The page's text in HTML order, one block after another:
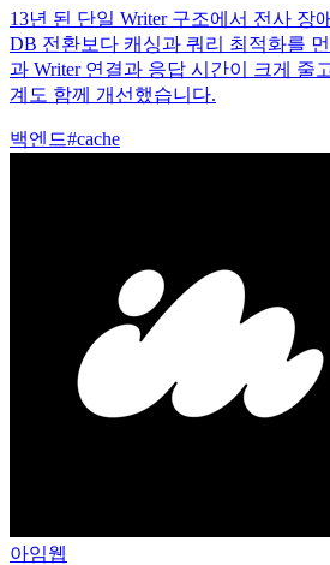
13년 된 단일 Writer 구조에서 전사 장
DB 전환보다 캐싱과 쿼리 최적화를
과 Writer 연결과 응답 시간이 크게 줄
계도 함께 개선했습니다.
백엔드#cache
아임웹